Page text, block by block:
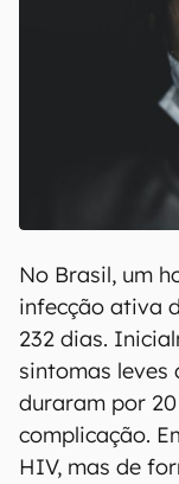
No Brasil, um
infecção ativa
232 dias.
sintomas leves
duraram por
complicação.
HIV, mas de